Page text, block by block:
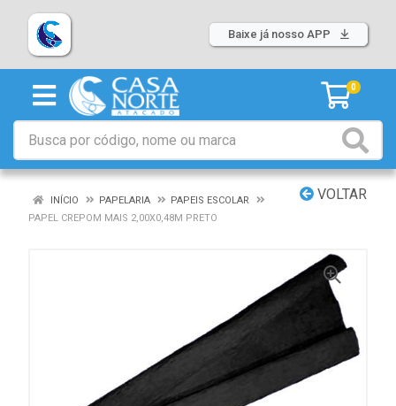
Baixe já nosso APP
0
VOLTAR
INÍCIO PAPELARIA
PAPEIS ESCOLAR
PAPEL CREPOM MAIS 2,00X0,48M PRETO